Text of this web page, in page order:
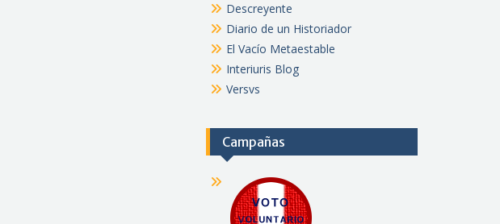
Descreyente
Diario de un Historiador
El Vacío Metaestable
Interiuris Blog
Versvs
Campañas